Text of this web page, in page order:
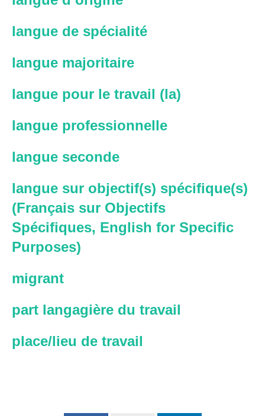
langue de spécialité
langue majoritaire
langue pour le travail (la)
langue professionnelle
langue seconde
langue sur objectif(s) spécifique(s)
(Français sur Objectifs
Spécifiques, English for Specific
Purposes)
migrant
part langagière du travail
place/lieu de travail